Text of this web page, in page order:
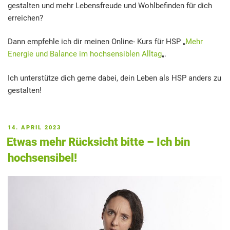
gestalten und mehr Lebensfreude und Wohlbefinden für dich
erreichen?
Dann empfehle ich dir meinen Online- Kurs für HSP „Mehr
Energie und Balance im hochsensiblen Alltag„.
Ich unterstütze dich gerne dabei, dein Leben als HSP anders zu
gestalten!
VERÖFFENTLICHT
AM
14. APRIL 2023
Etwas mehr Rücksicht bitte – Ich bin
hochsensibel!